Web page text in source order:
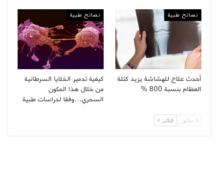
نصائح طبية
أحدث علاج للهشاشة يزيد كتلة
العظام بنسبة 800 %
نصائح طبية
كيفية تدمير الخلايا السرطانية
من خلال هذا المكون
السحري…وفقا لدراسات طبية
سابق التالى